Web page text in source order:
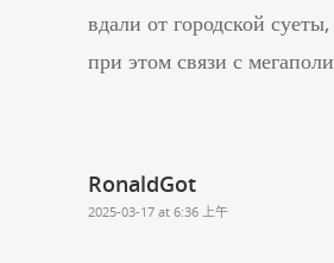
вдали от городской
при этом связи с
RonaldGot
2025-03-17 at 6:36 上午